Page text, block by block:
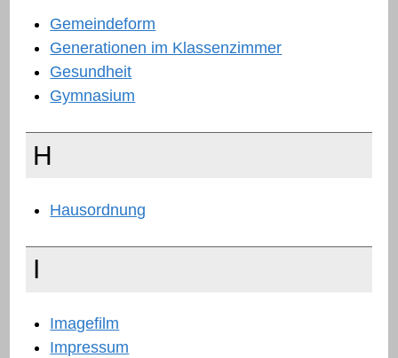
Gemeindeform
Generationen im Klassenzimmer
Gesundheit
Gymnasium
H
Hausordnung
I
Imagefilm
Impressum